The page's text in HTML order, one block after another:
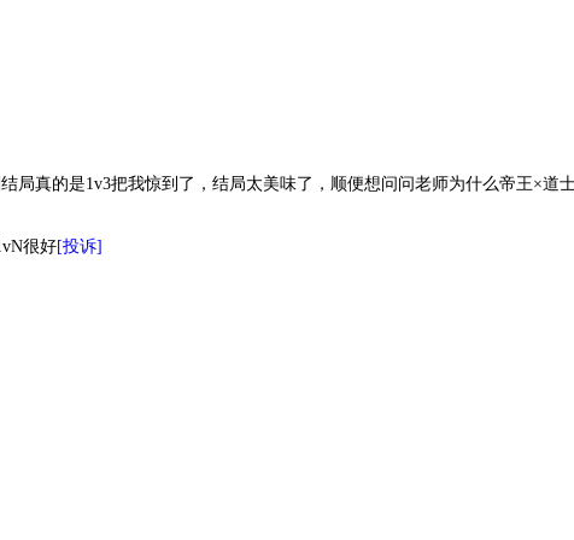
真的是1v3把我惊到了，结局太美味了，顺便想问问老师为什么帝王×道
很好[投诉]